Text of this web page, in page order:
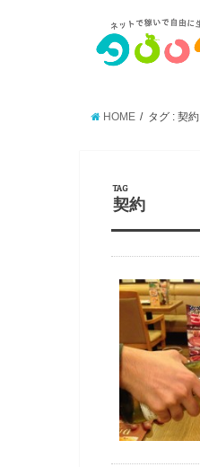
HOME タグ : 契約
TAG
契約